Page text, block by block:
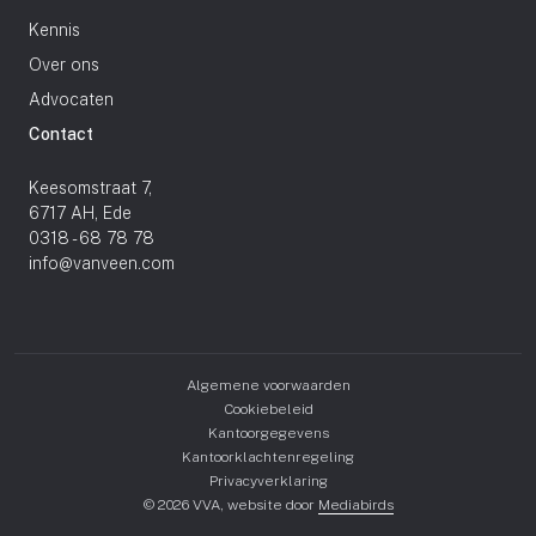
Kennis
Over ons
Advocaten
Contact
Keesomstraat 7,
6717 AH, Ede
0318 - 68 78 78
info@vanveen.com
Algemene voorwaarden
Cookiebeleid
Kantoorgegevens
Kantoorklachtenregeling
Privacyverklaring
© 2026 VVA, website door Mediabirds